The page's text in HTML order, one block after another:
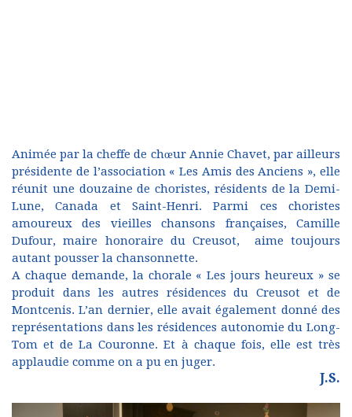
Animée par la cheffe de chœur Annie Chavet, par ailleurs
présidente de l’association « Les Amis des Anciens », elle
réunit une douzaine de choristes, résidents de la Demi-
Lune, Canada et Saint-Henri. Parmi ces choristes
amoureux des vieilles chansons françaises, Camille
Dufour, maire honoraire du Creusot, aime toujours
autant pousser la chansonnette.
A chaque demande, la chorale « Les jours heureux » se
produit dans les autres résidences du Creusot et de
Montcenis. L’an dernier, elle avait également donné des
représentations dans les résidences autonomie du Long-
Tom et de La Couronne. Et à chaque fois, elle est très
applaudie comme on a pu en juger.
J.S.